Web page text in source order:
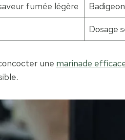
fumée légère
Dosage
une marinade